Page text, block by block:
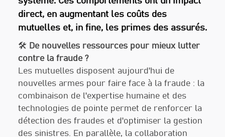
direct, en augmentant les coûts des
mutuelles et, in fine, les primes des assurés.
🛠️ De nouvelles ressources pour mieux lutter
contre la fraude ?
Les mutuelles disposent aujourd'hui de
nouvelles armes pour faire face à la fraude : la
combinaison de l'expertise humaine et des
technologies de pointe permet de renforcer la
détection des fraudes et d'optimiser la gestion
des sinistres. En parallèle, la collaboration